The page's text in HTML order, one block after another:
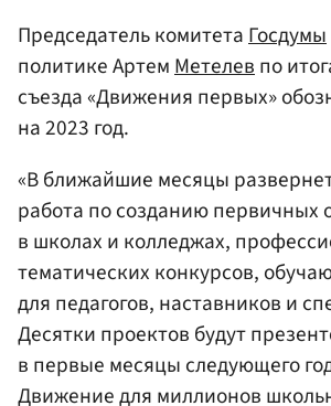
Председатель комитетаГосдумы
политике АртемМетелевпо
съезда «Движения первых»
на 2023 год.
«В ближайшие месяцы
работа по созданию первичных
в школах и колледжах,
тематических конкурсов,
для педагогов, наставников и
Десятки проектов будут
в первые месяцы следующего
Движение для миллионов